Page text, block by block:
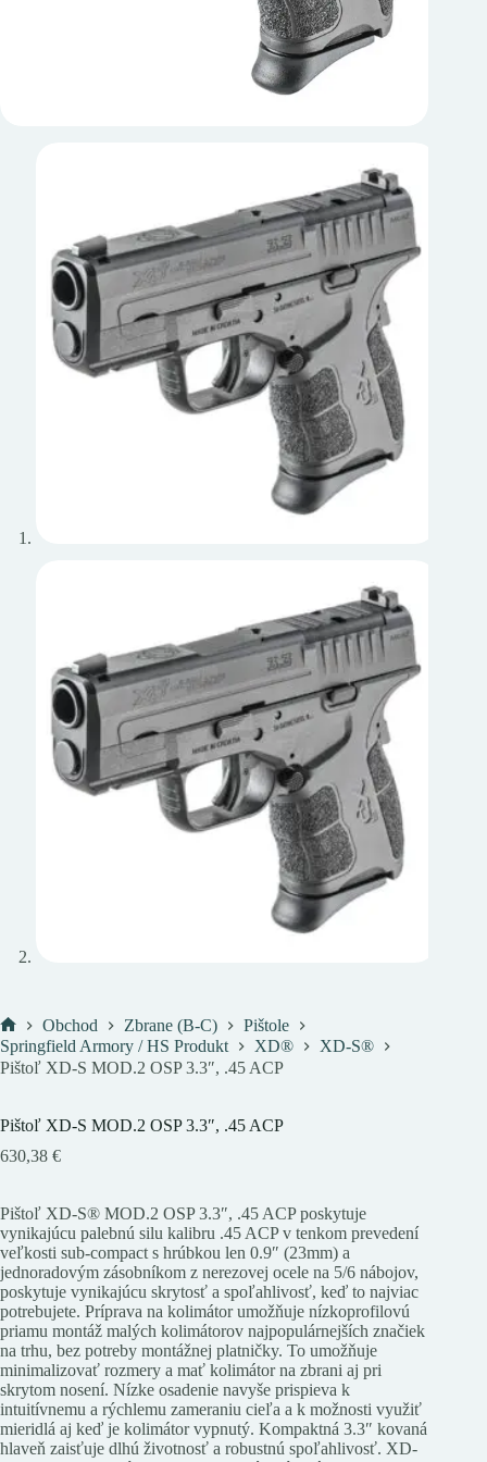
Domov
Obchod Zbrane (B-C)
Pištole
Springfield Armory / HS Produkt
XD®
XD-S®
Pištoľ XD-S MOD.2 OSP 3.3″, .45 ACP
Pištoľ XD-S MOD.2 OSP 3.3″, .45 ACP
630,38 €
Pištoľ XD-S® MOD.2 OSP 3.3″, .45 ACP poskytuje
vynikajúcu palebnú silu kalibru .45 ACP v tenkom prevedení
veľkosti sub-compact s hrúbkou len 0.9″ (23mm) a
jednoradovým zásobníkom z nerezovej ocele na 5/6 nábojov,
poskytuje vynikajúcu skrytosť a spoľahlivosť, keď to najviac
potrebujete. Príprava na kolimátor umožňuje nízkoprofilovú
priamu montáž malých kolimátorov najpopulárnejších značiek
na trhu, bez potreby montážnej platničky. To umožňuje
minimalizovať rozmery a mať kolimátor na zbrani aj pri
skrytom nosení. Nízke osadenie navyše prispieva k
intuitívnemu a rýchlemu zameraniu cieľa a k možnosti využiť
mieridlá aj keď je kolimátor vypnutý. Kompaktná 3.3″ kovaná
hlaveň zaisťuje dlhú životnosť a robustnú spoľahlivosť. XD-